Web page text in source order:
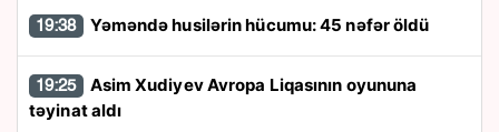
19:38 Yəməndə husilərin hücumu: 45 nəfər öldü
19:25
təyinat aldı